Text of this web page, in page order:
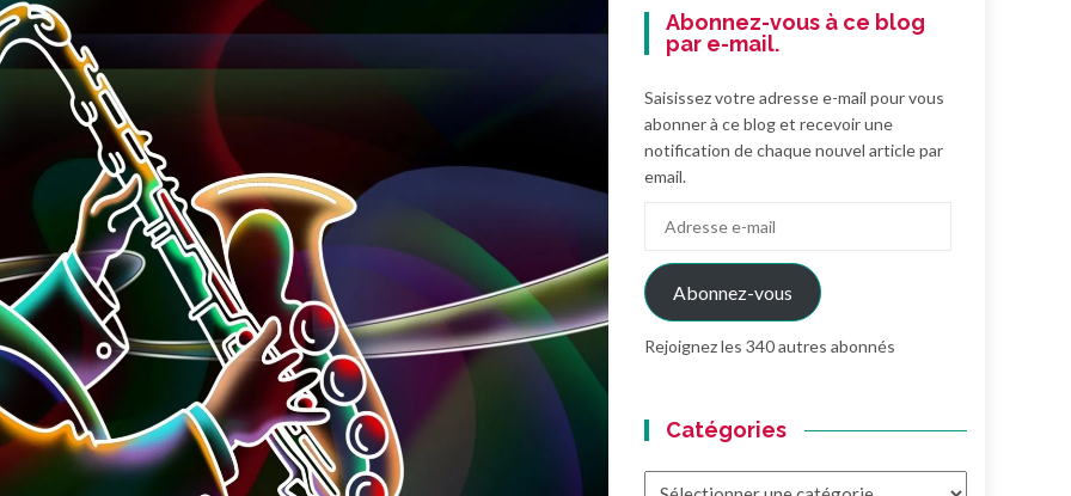
Abonnez-vous à ce blog
par e-mail.
Saisissez votre adresse e-mail pour vous
abonner à ce blog et recevoir une
notification de chaque nouvel article par
email.
mail
Abonnez-vous
Rejoignez les 340 autres abonnés
Catégories